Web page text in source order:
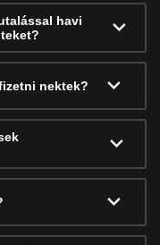
havi
nektek?